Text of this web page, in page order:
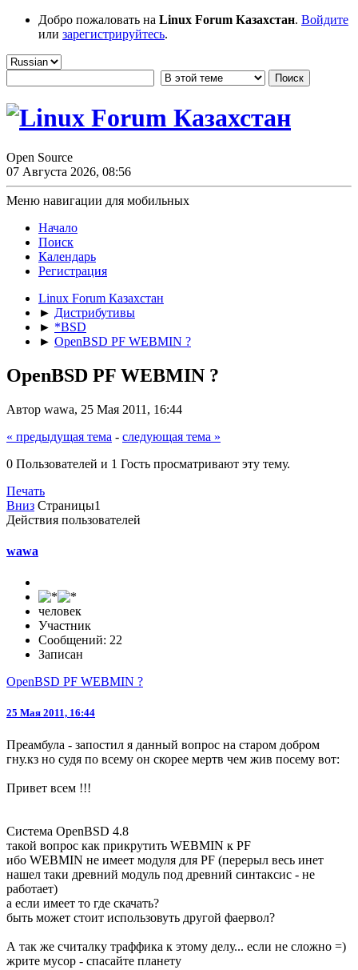
Добро пожаловать на Linux Forum Казахстан. Войдите
или зарегистрируйтесь.
Open Source
07 Августа 2026, 08:56
Меню навигации для мобильных
Начало
Поиск
Календарь
Регистрация
Linux Forum Казахстан
► Дистрибутивы
► *BSD
► OpenBSD PF WEBMIN ?
OpenBSD PF WEBMIN ?
Автор wawa, 25 Мая 2011, 16:44
« предыдущая тема - следующая тема »
0 Пользователей и 1 Гость просматривают эту тему.
Печать
Вниз Страницы1
Действия пользователей
wawa
человек
Участник
Сообщений: 22
Записан
OpenBSD PF WEBMIN ?
25 Мая 2011, 16:44
Преамбула - запостил я данный вопрос на старом добром
гну.кз но судя по всему он скорее мертв чем жив посему вот:
Привет всем !!!
Система OpenBSD 4.8
такой вопрос как прикрутить WEBMIN к PF
ибо WEBMIN не имеет модуля для PF (перерыл весь инет
нашел таки древний модуль под древний синтаксис - не
работает)
а если имеет то где скачать?
быть может стоит использовуть другой фаервол?
А так же считалку траффика к этому делу... если не сложно =)
жрите мусор - спасайте планету